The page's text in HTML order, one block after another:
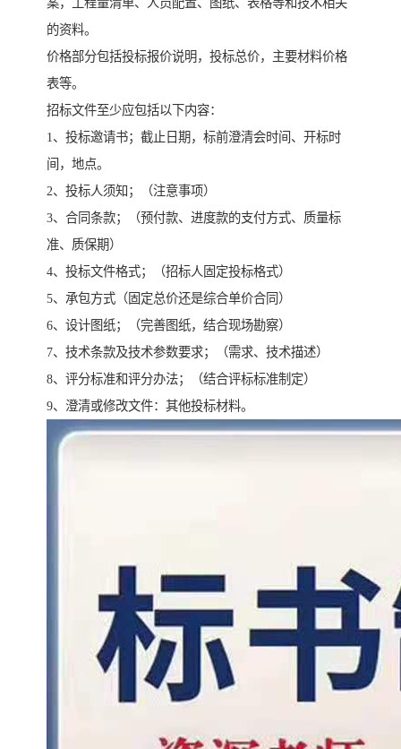
案，工程量清单、人员配置、图纸、表格等和技术相关
的资料。
价格部分包括投标报价说明，投标总价，主要材料价格
表等。
招标文件至少应包括以下内容：
1、投标邀请书；截止日期，标前澄清会时间、开标时
间，地点。
2、投标人须知；（注意事项）
3、合同条款；（预付款、进度款的支付方式、质量标
准、质保期）
4、投标文件格式；（招标人固定投标格式）
5、承包方式（固定总价还是综合单价合同）
6、设计图纸；（完善图纸，结合现场勘察）
7、技术条款及技术参数要求；（需求、技术描述）
8、评分标准和评分办法；（结合评标标准制定）
9、澄清或修改文件：其他投标材料。